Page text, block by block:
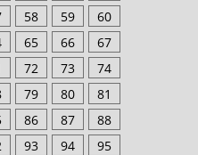
58 59
60
65 66
67
72 73
74
79 80
81
86 87
88
93 94
95